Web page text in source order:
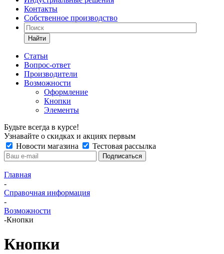
Контакты
Собственное производство
Найти
Статьи
Вопрос-ответ
Производители
Возможности
Оформление
Кнопки
Элементы
Будьте всегда в курсе!
Узнавайте о скидках и акциях первым
Новости магазина
Тестовая рассылка
Главная
-
Справочная информация
-
Возможности
-Кнопки
Кнопки